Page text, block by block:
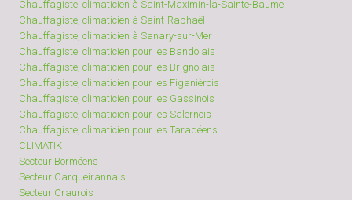
Chauffagiste, climaticien à Saint-Maximin-la-Sainte-Baume
Chauffagiste, climaticien à Saint-Raphaël
Chauffagiste, climaticien à Sanary-sur-Mer
Chauffagiste, climaticien pour les Bandolais
Chauffagiste, climaticien pour les Brignolais
Chauffagiste, climaticien pour les Figanièrois
Chauffagiste, climaticien pour les Gassinois
Chauffagiste, climaticien pour les Salernois
Chauffagiste, climaticien pour les Taradéens
CLIMATIK
Secteur Borméens
Secteur Carqueirannais
Secteur Craurois